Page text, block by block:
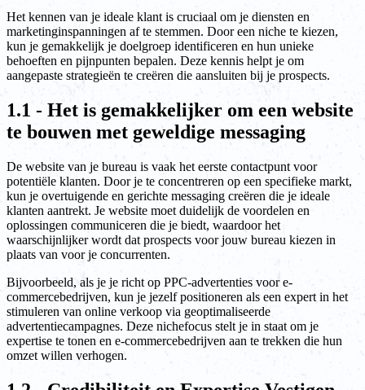
Het kennen van je ideale klant is cruciaal om je diensten en
marketinginspanningen af te stemmen. Door een niche te kiezen,
kun je gemakkelijk je doelgroep identificeren en hun unieke
behoeften en pijnpunten bepalen. Deze kennis helpt je om
aangepaste strategieën te creëren die aansluiten bij je prospects.
1.1 - Het is gemakkelijker om een website
te bouwen met geweldige messaging
De website van je bureau is vaak het eerste contactpunt voor
potentiële klanten. Door je te concentreren op een specifieke markt,
kun je overtuigende en gerichte messaging creëren die je ideale
klanten aantrekt. Je website moet duidelijk de voordelen en
oplossingen communiceren die je biedt, waardoor het
waarschijnlijker wordt dat prospects voor jouw bureau kiezen in
plaats van voor je concurrenten.
Bijvoorbeeld, als je je richt op PPC-advertenties voor e-
commercebedrijven, kun je jezelf positioneren als een expert in het
stimuleren van online verkoop via geoptimaliseerde
advertentiecampagnes. Deze nichefocus stelt je in staat om je
expertise te tonen en e-commercebedrijven aan te trekken die hun
omzet willen verhogen.